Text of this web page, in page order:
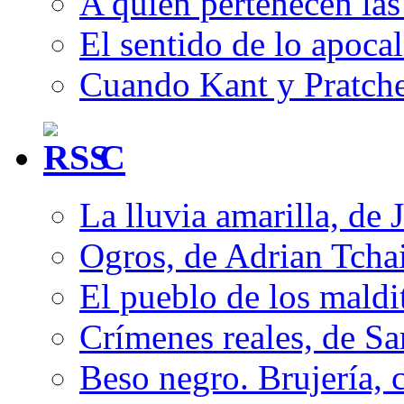
El sentido de lo
Cuando Kant y
C
La lluvia amarilla, de
Ogros, de Adrian
El pueblo de los
Crímenes reales, de
Beso negro. Brujería,